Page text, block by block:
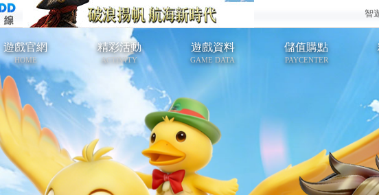
智
遊戲官網
HOME
精彩活動
ACTIVITY
遊戲資料
GAME DATA
儲值購點
PAYCENTER